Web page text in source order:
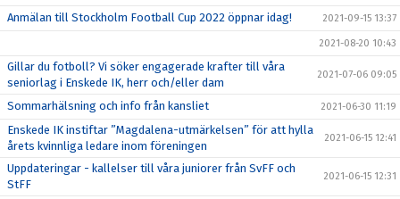
Anmälan till Stockholm Football Cup 2022 öppnar idag! 2021-09-15 13:37
2021-08-20 10:43
Gillar du fotboll? Vi söker engagerade krafter till våra
seniorlag i Enskede IK, herr och/eller dam
2021-07-06 09:05
Sommarhälsning och info från kansliet 2021-06-30 11:19
Enskede IK instiftar ”Magdalena-utmärkelsen” för att hylla
årets kvinnliga ledare inom föreningen
2021-06-15 12:41
Uppdateringar - kallelser till våra juniorer från SvFF och
StFF
2021-06-15 12:31